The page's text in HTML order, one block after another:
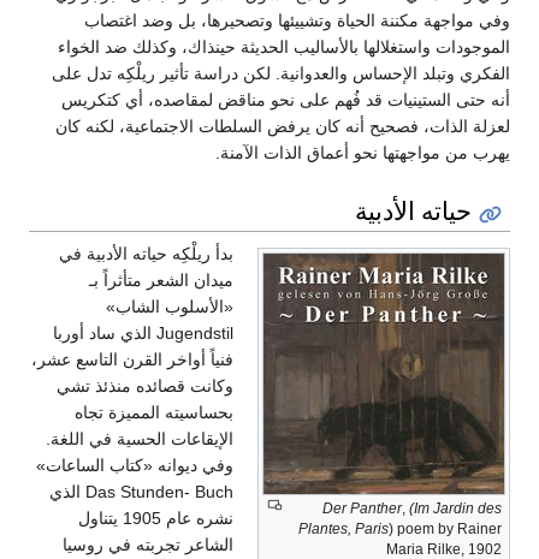
وفي مواجهة مكننة الحياة وتشييئها وتصحيرها، بل وضد اغتصاب
الموجودات واستغلالها بالأساليب الحديثة حينذاك، وكذلك ضد الخواء
الفكري وتبلد الإحساس والعدوانية. لكن دراسة تأثير ريلْكِه تدل على
أنه حتى الستينيات قد فُهم على نحو مناقض لمقاصده، أي كتكريس
لعزلة الذات، فصحيح أنه كان يرفض السلطات الاجتماعية، لكنه كان
يهرب من مواجهتها نحو أعماق الذات الآمنة.
حياته الأدبية
Der Panther, (Im Jardin des
Plantes, Paris) poem by Rainer
Maria Rilke, 1902
بدأ ريلْكِه حياته الأدبية في
ميدان الشعر متأثراً بـ
«الأسلوب الشاب»
Jugendstil الذي ساد أوربا
فنياً أواخر القرن التاسع عشر،
وكانت قصائده منذئذ تشي
بحساسيته المميزة تجاه
الإيقاعات الحسية في اللغة.
وفي ديوانه «كتاب الساعات»
Das Stunden- Buch الذي
نشره عام 1905 يتناول
الشاعر تجربته في روسيا